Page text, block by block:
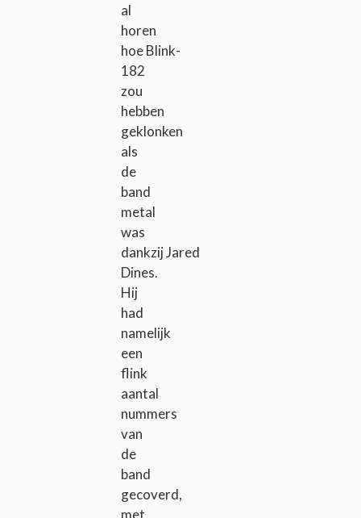
al
horen
hoe Blink-
182
zou
hebben
geklonken
als
de
band
metal
was
dankzij Jared
Dines.
Hij
had
namelijk
een
flink
aantal
nummers
van
de
band
gecoverd,